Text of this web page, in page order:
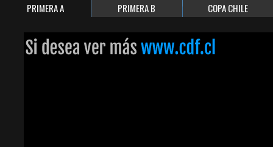
PRIMERA A PRIMERA B COPA CHILE